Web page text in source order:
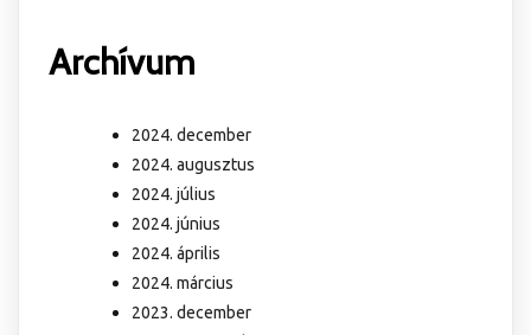
Archívum
2024. december
2024. augusztus
2024. július
2024. június
2024. április
2024. március
2023. december